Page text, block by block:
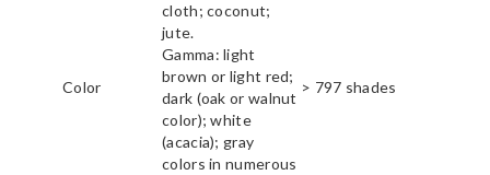
Color
cloth; coconut;
jute.
Gamma: light
brown or light red;
dark (oak or walnut
color); white
(acacia); gray
colors in numerous
> 797 shades